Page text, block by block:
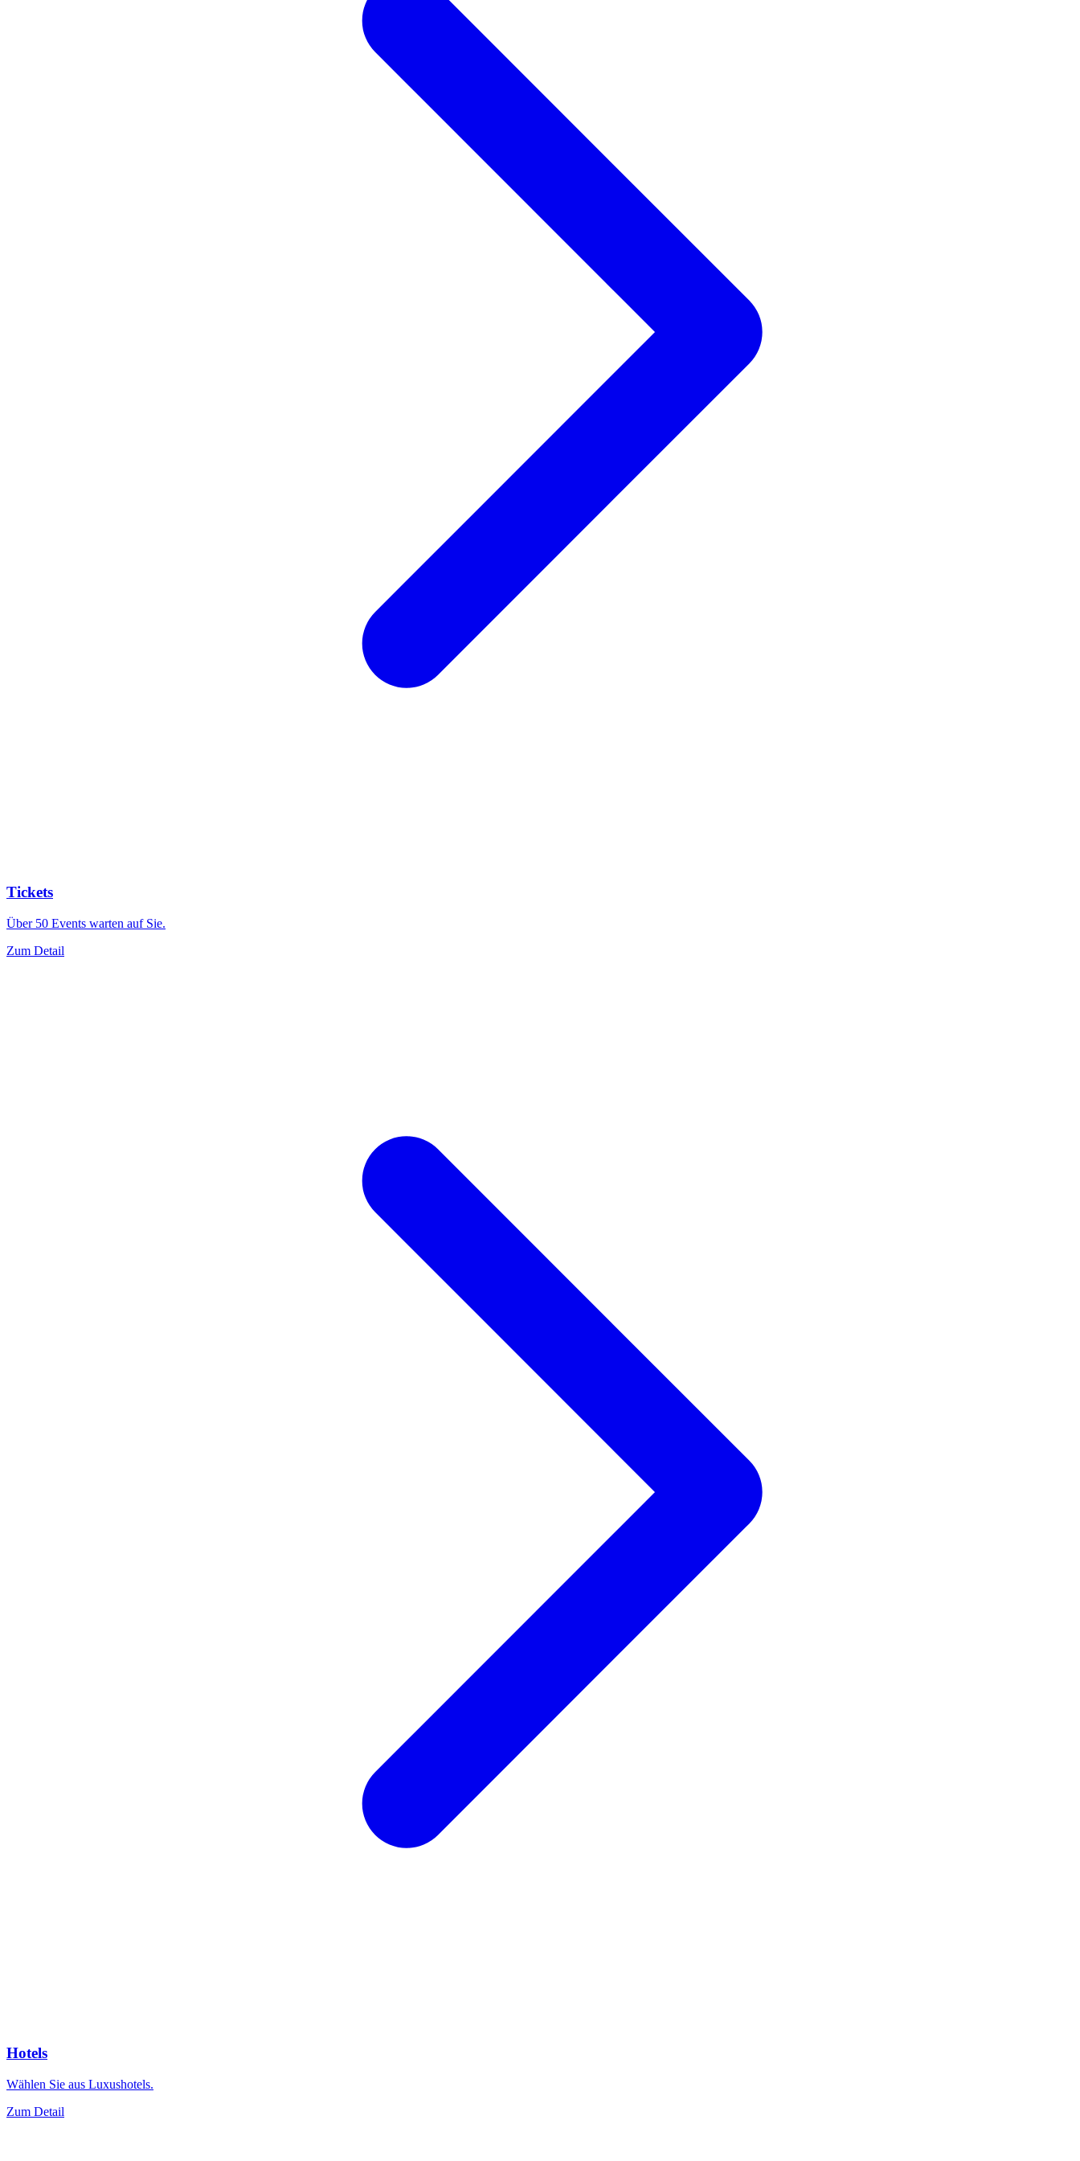
Tickets
Über 50 Events warten auf Sie.
Zum Detail
Hotels
Wählen Sie aus Luxushotels.
Zum Detail